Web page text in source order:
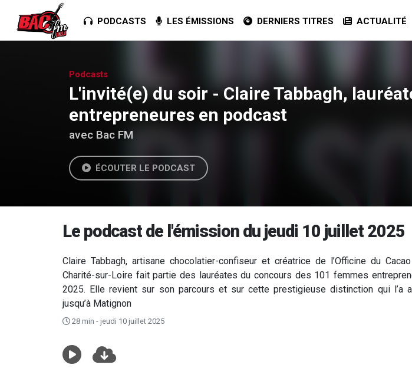
PODCASTS LES ÉMISSIONS DERNIERS TITRES ACTUALITÉ
Podcasts
L'invité(e) du soir - Claire Tabbagh,
entrepreneures en podcast
avec Bac FM
ÉCOUTER LE PODCAST
Le podcast de l'émission du jeudi 10 juillet 2025
Claire Tabbagh, artisane chocolatier-confiseur et créatrice de l’Officine du
Charité-sur-Loire fait partie des lauréates du concours des 101 femmes
2025. Elle revient sur son parcours et sur cette prestigieuse distinction qui l’a
jusqu’à Matignon
28 min - jeudi 10 juillet 2025